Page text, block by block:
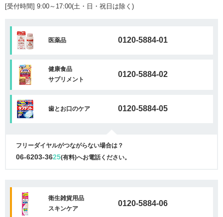
[受付時間] 9:00～17:00(土・日・祝日は除く)
医薬品 0120-5884-01
健康食品
サプリメント
0120-5884-02
歯とお口のケア 0120-5884-05
フリーダイヤルがつながらない場合は？
06-6203-3625(有料)へお電話ください。
衛生雑貨用品
スキンケア
0120-5884-06